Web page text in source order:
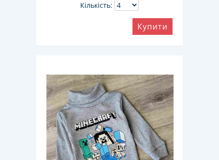
Кількість:
Купити